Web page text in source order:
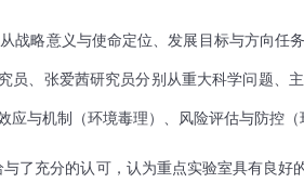
战略意义与使命定位、发展目标与方向任
员、张爱茜研究员分别从重大科学问题、
与机制（环境毒理）、风险评估与防控（
了充分的认可，认为重点实验室具有良